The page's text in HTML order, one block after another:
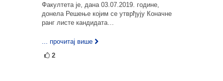
Факултета је, дана 03.07.2019. године,
донела Решење којим се утврђују Коначне
ранг листе кандидата…
... прочитај више
2